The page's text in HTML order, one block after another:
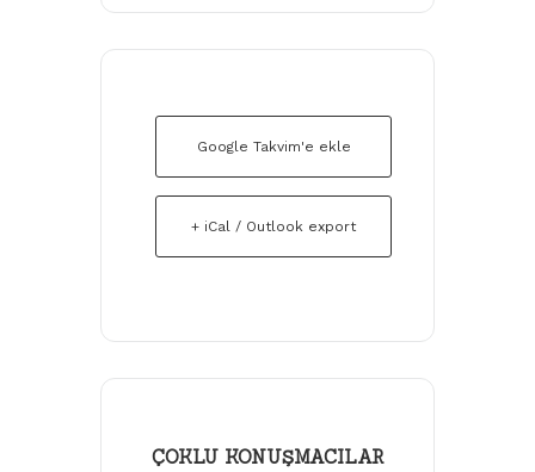
Google Takvim'e ekle
+ iCal / Outlook export
ÇOKLU KONUŞMACILAR